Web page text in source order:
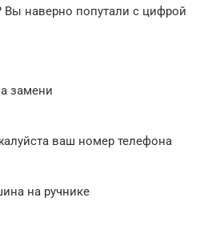
Вы наверно попутали с цифрой
замени
ваш номер телефона
на ручнике